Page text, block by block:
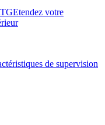
Etendez votre
de supervision